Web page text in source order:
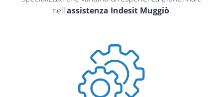
nell'assistenza Indesit Muggiò.